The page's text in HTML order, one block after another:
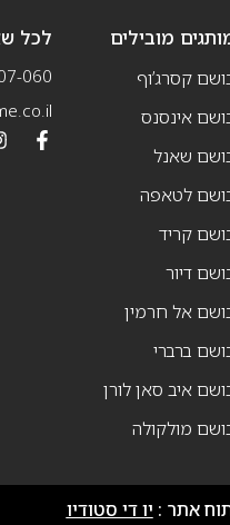
מובילים
קסרג’וף
אינסנס
שאנל
לטאפה
קריד
דיור
אל חרמין
ברברי
איב סאן לורן
מולקולה
לכל
060
אתר : יו די סטודיו